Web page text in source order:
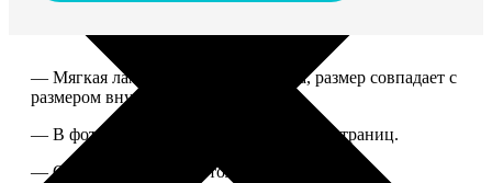
— Мягкая ламинированная обложка, размер совпадает с
размером внутреннего блока.
— В фотокниге может быть от 10 до 50 страниц.
— Страницы плотные, толщина 1 мм.